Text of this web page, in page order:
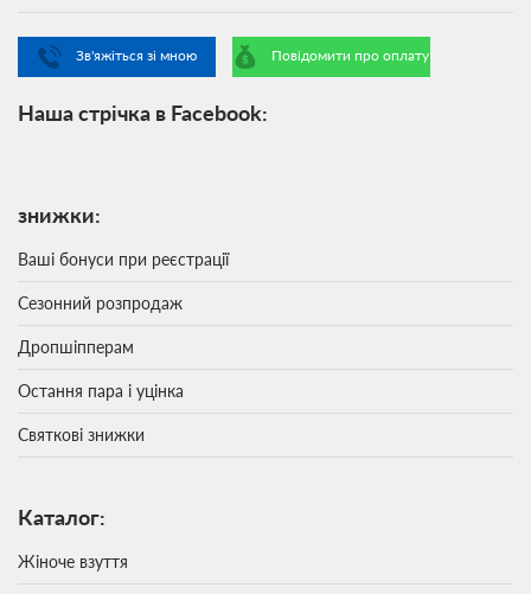
Зв'яжіться зі мною Повідомити про оплату
Наша стрічка в Facebook:
знижки:
Ваші бонуси при реєстрації
Сезонний розпродаж
Дропшіпперам
Остання пара і уцінка
Святкові знижки
Каталог:
Жіноче взуття